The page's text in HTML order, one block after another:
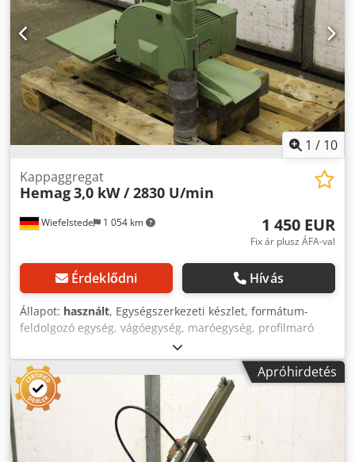
1 / 10
Wiefelstede 1 054 km
Kappaggregat
Hemag3,0 kW / 2830 U/min
1 450 EUR
Fix ár plusz ÁFA-val
Érdeklődni Hívás
Állapot: használt, Egységszerkezeti készlet, formátum-
feldolgozó egység, vágóegység, maróegység, profilmaró
egység, hézagoló maróegység, vágóegység, kétvégű
profiloló, élmegmunkáló gép, pontozó motor, aprító motor,
maró motor élmegmunkáló géphez - Gyártó: Hemag , a
fűrészegység 30 ° -kal elfordítható -Fűrészlap: max. Ø 350 x
30 mm -Motor: Perske típusú DKNS 120/2 3,0 kW / 2830 1 /
perc -Védelmi osztály: IP 54 -Méretek: 950/780 / H630 mm -
Súly: 115 kg Crodpfx Amegy Dbwjgjf
Apróhirdetés